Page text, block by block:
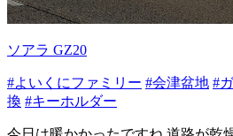
ソアラ GZ20
#よいくにファミリー #会津盆地 #
換 #キーホルダー